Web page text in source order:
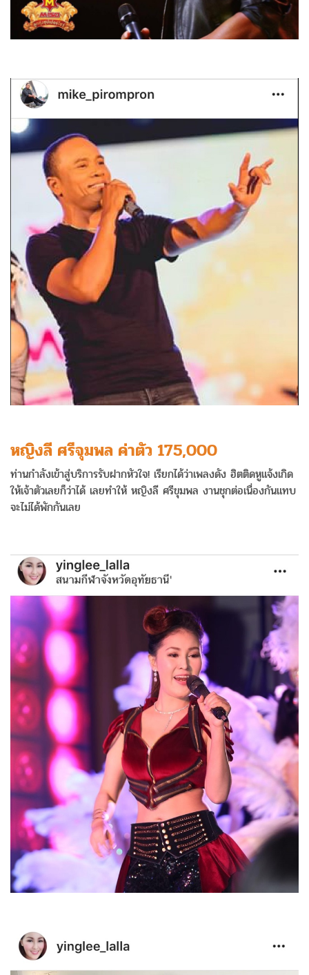
หญิงลี ศรีจุมพล ค่าตัว 175,000
ท่านกำลังเข้าสู่บริการรับฝากหัวใจ! เรียกได้ว่าเพลงดัง ฮิตติดหูแจ้งเกิด
ให้เจ้าตัวเลยก็ว่าได้ เลยทำให้ หญิงลี ศรีขุมพล งานชุกต่อเนื่องกันแทบ
จะไม่ได้พักกันเลย